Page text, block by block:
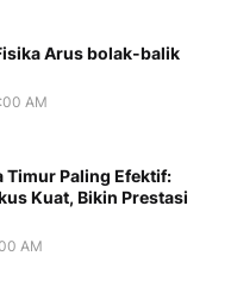
Arus bolak-balik
AM
Timur Paling Efektif:
Kuat, Bikin Prestasi
AM